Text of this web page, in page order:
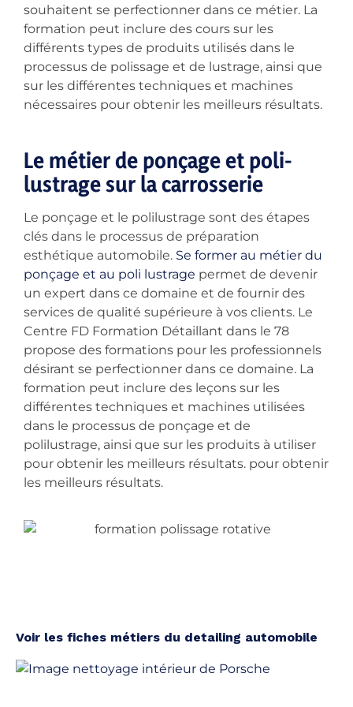
souhaitent se perfectionner dans ce métier. La
formation peut inclure des cours sur les
différents types de produits utilisés dans le
processus de polissage et de lustrage, ainsi que
sur les différentes techniques et machines
nécessaires pour obtenir les meilleurs résultats.
Le métier de ponçage et poli-
lustrage sur la carrosserie
Le ponçage et le polilustrage sont des étapes
clés dans le processus de préparation
esthétique automobile. Se former au métier du
ponçage et au poli lustrage permet de devenir
un expert dans ce domaine et de fournir des
services de qualité supérieure à vos clients. Le
Centre FD Formation Détaillant dans le 78
propose des formations pour les professionnels
désirant se perfectionner dans ce domaine. La
formation peut inclure des leçons sur les
différentes techniques et machines utilisées
dans le processus de ponçage et de
polilustrage, ainsi que sur les produits à utiliser
pour obtenir les meilleurs résultats. pour obtenir
les meilleurs résultats.
Voir les fiches métiers du detailing automobile